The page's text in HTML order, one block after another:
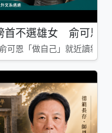
首不選雄女 俞可恩
恩「做自己」就近讀新莊